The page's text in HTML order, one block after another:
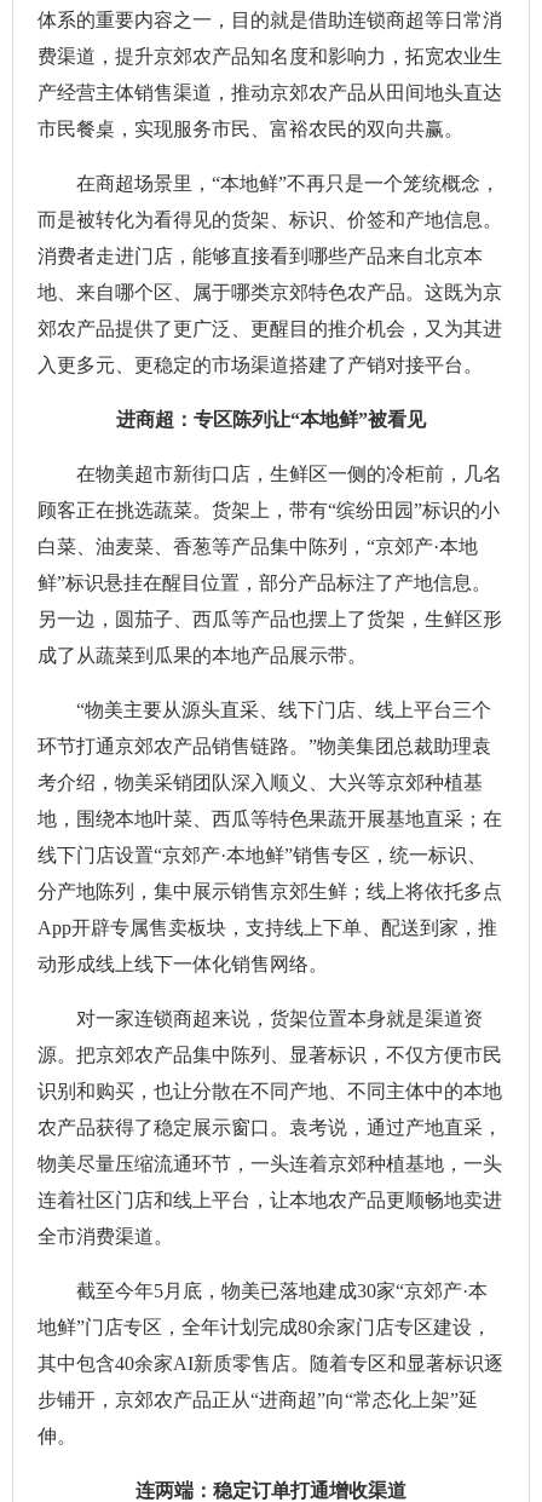
体系的重要内容之一，目的就是借助连锁商超等日常消
费渠道，提升京郊农产品知名度和影响力，拓宽农业生
产经营主体销售渠道，推动京郊农产品从田间地头直达
市民餐桌，实现服务市民、富裕农民的双向共赢。
在商超场景里，“本地鲜”不再只是一个笼统概念，
而是被转化为看得见的货架、标识、价签和产地信息。
消费者走进门店，能够直接看到哪些产品来自北京本
地、来自哪个区、属于哪类京郊特色农产品。这既为京
郊农产品提供了更广泛、更醒目的推介机会，又为其进
入更多元、更稳定的市场渠道搭建了产销对接平台。
进商超：专区陈列让“本地鲜”被看见
在物美超市新街口店，生鲜区一侧的冷柜前，几名
顾客正在挑选蔬菜。货架上，带有“缤纷田园”标识的小
白菜、油麦菜、香葱等产品集中陈列，“京郊产·本地
鲜”标识悬挂在醒目位置，部分产品标注了产地信息。
另一边，圆茄子、西瓜等产品也摆上了货架，生鲜区形
成了从蔬菜到瓜果的本地产品展示带。
“物美主要从源头直采、线下门店、线上平台三个
环节打通京郊农产品销售链路。”物美集团总裁助理袁
考介绍，物美采销团队深入顺义、大兴等京郊种植基
地，围绕本地叶菜、西瓜等特色果蔬开展基地直采；在
线下门店设置“京郊产·本地鲜”销售专区，统一标识、
分产地陈列，集中展示销售京郊生鲜；线上将依托多点
App开辟专属售卖板块，支持线上下单、配送到家，推
动形成线上线下一体化销售网络。
对一家连锁商超来说，货架位置本身就是渠道资
源。把京郊农产品集中陈列、显著标识，不仅方便市民
识别和购买，也让分散在不同产地、不同主体中的本地
农产品获得了稳定展示窗口。袁考说，通过产地直采，
物美尽量压缩流通环节，一头连着京郊种植基地，一头
连着社区门店和线上平台，让本地农产品更顺畅地卖进
全市消费渠道。
截至今年5月底，物美已落地建成30家“京郊产·本
地鲜”门店专区，全年计划完成80余家门店专区建设，
其中包含40余家AI新质零售店。随着专区和显著标识逐
步铺开，京郊农产品正从“进商超”向“常态化上架”延
伸。
连两端：稳定订单打通增收渠道